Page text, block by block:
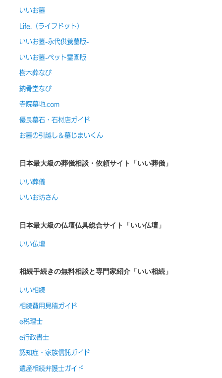
いいお墓
Life.（ライフドット）
いいお墓-永代供養墓版-
いいお墓-ペット霊園版
樹木葬なび
納骨堂なび
寺院墓地.com
優良墓石・石材店ガイド
お墓の引越し＆墓じまいくん
日本最大級の葬儀相談・依頼サイト「いい葬儀」
いい葬儀
いいお坊さん
日本最大級の仏壇仏具総合サイト「いい仏壇」
いい仏壇
相続手続きの無料相談と専門家紹介「いい相続」
いい相続
相続費用見積ガイド
e税理士
e行政書士
認知症・家族信託ガイド
遺産相続弁護士ガイド